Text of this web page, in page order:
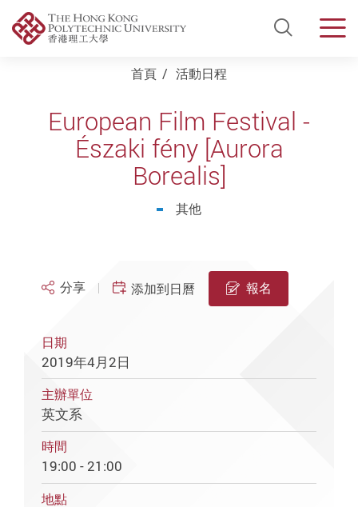
Open
首頁 活動日程
European Film Festival -
Északi fény [Aurora
Borealis]
其他
分享 添加到日曆 報名
日期
2019年4月2日
主辦單位
英文系
時間
19:00 - 21:00
地點